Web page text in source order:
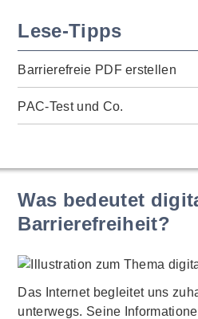
Lese-Tipps
Barrierefreie PDF erstellen
PAC-Test und Co.
Was bedeutet
Barrierefreiheit?
Das Internet begleitet uns
unterwegs. Seine